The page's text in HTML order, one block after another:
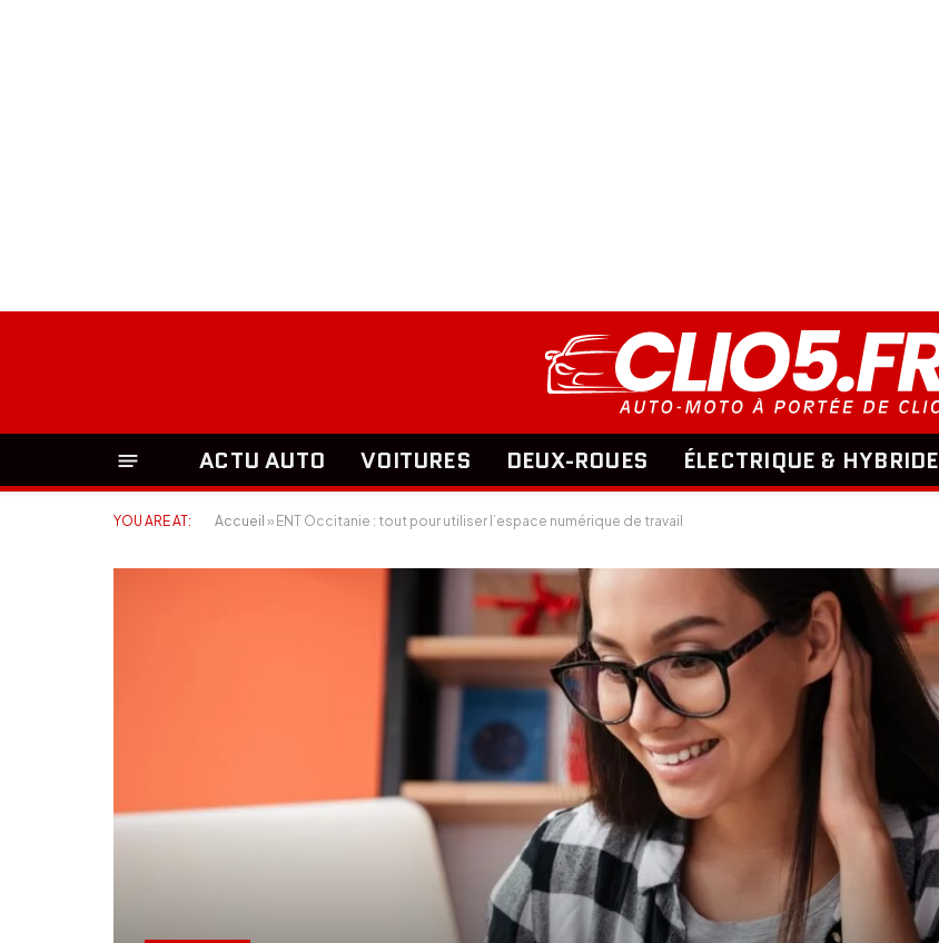
ACTU AUTO VOITURES DEUX-ROUES ÉLECTRIQUE & HYBRIDE
YOU ARE AT: Accueil » ENT Occitanie : tout pour utiliser l’espace numérique de travail